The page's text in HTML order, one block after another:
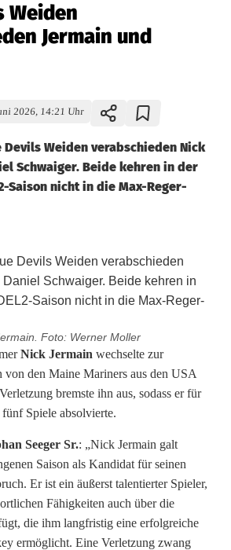
Weiden
Jermain und
2026, 14:21 Uhr
Devils Weiden verabschieden Nick
Schwaiger. Beide kehren in der
Saison nicht in die Max-Reger-
Foto: Werner Moller
Nick Jermain wechselte zur
von den Maine Mariners aus den USA
bremste ihn aus, sodass er für
Spiele absolvierte.
Seeger Sr.: „Nick Jermain galt
Saison als Kandidat für seinen
Er ist ein äußerst talentierter Spieler,
Fähigkeiten auch über die
die ihm langfristig eine erfolgreiche
ermöglicht. Eine Verletzung zwang